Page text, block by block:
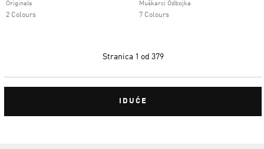
Originals
2 Colours
Muškarci Odbojka
7 Colours
Stranica 1 od 379
IDUĆE